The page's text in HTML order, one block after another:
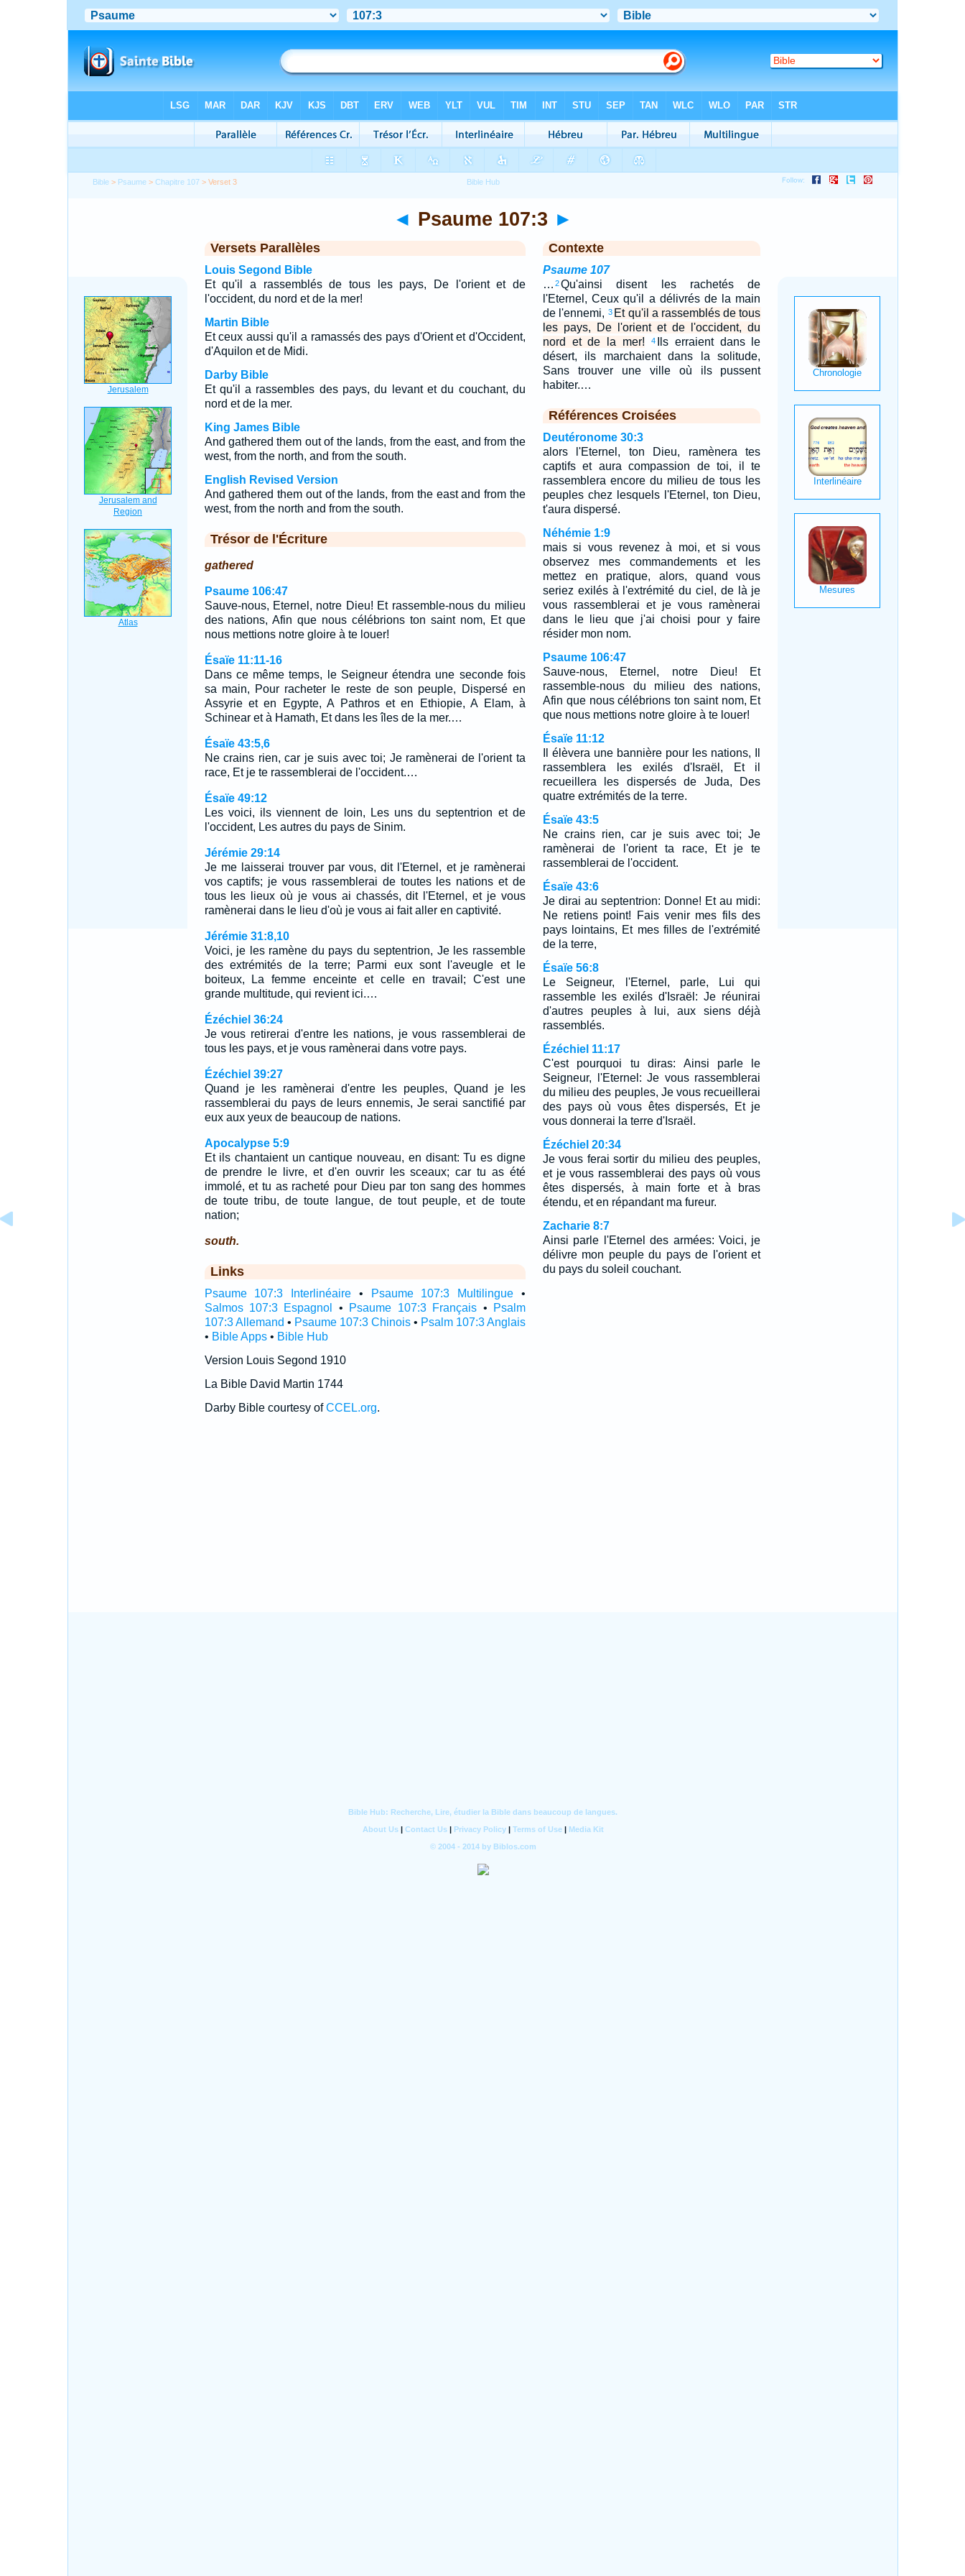
Bible > Psaume >Chapitre 107 > Verset 3
◄ Psaume 107:3 ►
Versets Parallèles
Louis Segond Bible
Et qu'il a rassemblés de tous les pays, De l'orient et de
l'occident, du nord et de la mer!
Martin Bible
Et ceux aussi qu'il a ramassés des pays d'Orient et d'Occident,
d'Aquilon et de Midi.
Darby Bible
Et qu'il a rassembles des pays, du levant et du couchant, du
nord et de la mer.
King James Bible
And gathered them out of the lands, from the east, and from the
west, from the north, and from the south.
English Revised Version
And gathered them out of the lands, from the east and from the
west, from the north and from the south.
Trésor de l'Écriture
gathered
Psaume 106:47
Sauve-nous, Eternel, notre Dieu! Et rassemble-nous du milieu
des nations, Afin que nous célébrions ton saint nom, Et que
nous mettions notre gloire à te louer!
Ésaïe 11:11-16
Dans ce même temps, le Seigneur étendra une seconde fois
sa main, Pour racheter le reste de son peuple, Dispersé en
Assyrie et en Egypte, A Pathros et en Ethiopie, A Elam, à
Schinear et à Hamath, Et dans les îles de la mer.…
Ésaïe 43:5,6
Ne crains rien, car je suis avec toi; Je ramènerai de l'orient ta
race, Et je te rassemblerai de l'occident.…
Ésaïe 49:12
Les voici, ils viennent de loin, Les uns du septentrion et de
l'occident, Les autres du pays de Sinim.
Jérémie 29:14
Je me laisserai trouver par vous, dit l'Eternel, et je ramènerai
vos captifs; je vous rassemblerai de toutes les nations et de
tous les lieux où je vous ai chassés, dit l'Eternel, et je vous
ramènerai dans le lieu d'où je vous ai fait aller en captivité.
Jérémie 31:8,10
Voici, je les ramène du pays du septentrion, Je les rassemble
des extrémités de la terre; Parmi eux sont l'aveugle et le
boiteux, La femme enceinte et celle en travail; C'est une
grande multitude, qui revient ici.…
Ézéchiel 36:24
Je vous retirerai d'entre les nations, je vous rassemblerai de
tous les pays, et je vous ramènerai dans votre pays.
Ézéchiel 39:27
Quand je les ramènerai d'entre les peuples, Quand je les
rassemblerai du pays de leurs ennemis, Je serai sanctifié par
eux aux yeux de beaucoup de nations.
Apocalypse 5:9
Et ils chantaient un cantique nouveau, en disant: Tu es digne
de prendre le livre, et d'en ouvrir les sceaux; car tu as été
immolé, et tu as racheté pour Dieu par ton sang des hommes
de toute tribu, de toute langue, de tout peuple, et de toute
nation;
south.
Links
Psaume 107:3 Interlinéaire • Psaume 107:3 Multilingue •
Salmos 107:3 Espagnol
• Psaume 107:3 Français •
Psalm
107:3 Allemand • Psaume 107:3 Chinois• Psalm 107:3 Anglais
• Bible Apps• Bible Hub
Version Louis Segond 1910
La Bible David Martin 1744
Darby Bible courtesy ofCCEL.org.
Contexte
Psaume 107
… 2Qu'ainsi disent les rachetés de
l'Eternel, Ceux qu'il a délivrés de la main
de l'ennemi, 3 Et qu'il a rassemblés de tous
les pays, De l'orient et de l'occident, du
nord et de la mer!
4
Ils erraient dans le
désert, ils marchaient dans la solitude,
Sans trouver une ville où ils pussent
habiter.…
Références Croisées
Deutéronome 30:3
alors l'Eternel, ton Dieu, ramènera tes
captifs et aura compassion de toi, il te
rassemblera encore du milieu de tous les
peuples chez lesquels l'Eternel, ton Dieu,
t'aura dispersé.
Néhémie 1:9
mais si vous revenez à moi, et si vous
observez mes commandements et les
mettez en pratique, alors, quand vous
seriez exilés à l'extrémité du ciel, de là je
vous rassemblerai et je vous ramènerai
dans le lieu que j'ai choisi pour y faire
résider mon nom.
Psaume 106:47
Sauve-nous, Eternel, notre Dieu! Et
rassemble-nous du milieu des nations,
Afin que nous célébrions ton saint nom, Et
que nous mettions notre gloire à te louer!
Ésaïe 11:12
Il élèvera une bannière pour les nations, Il
rassemblera les exilés d'Israël, Et il
recueillera les dispersés de Juda, Des
quatre extrémités de la terre.
Ésaïe 43:5
Ne crains rien, car je suis avec toi; Je
ramènerai de l'orient ta race, Et je te
rassemblerai de l'occident.
Ésaïe 43:6
Je dirai au septentrion: Donne! Et au midi:
Ne retiens point! Fais venir mes fils des
pays lointains, Et mes filles de l'extrémité
de la terre,
Ésaïe 56:8
Le Seigneur, l'Eternel, parle, Lui qui
rassemble les exilés d'Israël: Je réunirai
d'autres peuples à lui, aux siens déjà
rassemblés.
Ézéchiel 11:17
C'est pourquoi tu diras: Ainsi parle le
Seigneur, l'Eternel: Je vous rassemblerai
du milieu des peuples, Je vous recueillerai
des pays où vous êtes dispersés, Et je
vous donnerai la terre d'Israël.
Ézéchiel 20:34
Je vous ferai sortir du milieu des peuples,
et je vous rassemblerai des pays où vous
êtes dispersés, à main forte et à bras
étendu, et en répandant ma fureur.
Zacharie 8:7
Ainsi parle l'Eternel des armées: Voici, je
délivre mon peuple du pays de l'orient et
du pays du soleil couchant.